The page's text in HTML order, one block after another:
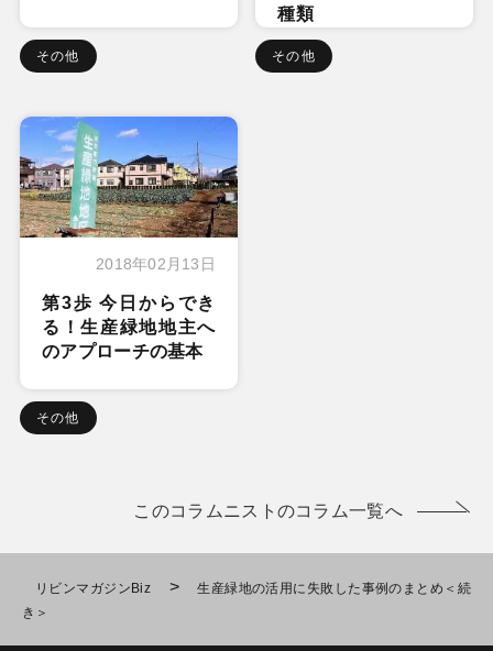
その他
種類
その他
2018年02月13日
第3歩 今日からでき
る！生産緑地地主へ
のアプローチの基本
その他
このコラムニストのコラム一覧へ
リビンマガジンBiz >
生産緑地の活用に失敗した事例のまとめ＜続
き＞